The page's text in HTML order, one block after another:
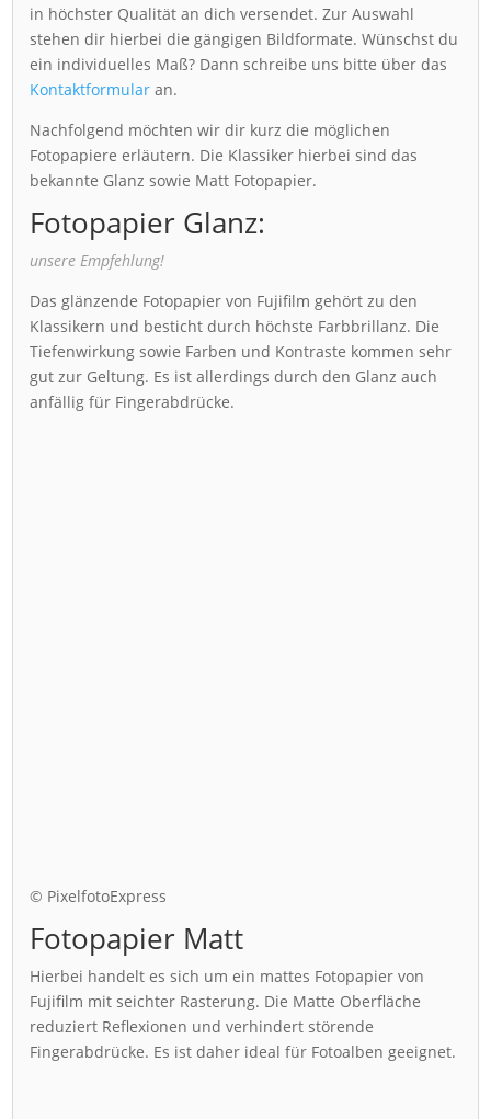
in höchster Qualität an dich versendet. Zur Auswahl
stehen dir hierbei die gängigen Bildformate. Wünschst du
ein individuelles Maß? Dann schreibe uns bitte über das
Kontaktformular an.
Nachfolgend möchten wir dir kurz die möglichen
Fotopapiere erläutern. Die Klassiker hierbei sind das
bekannte Glanz sowie Matt Fotopapier.
Fotopapier Glanz:
unsere Empfehlung!
Das glänzende Fotopapier von Fujifilm gehört zu den
Klassikern und besticht durch höchste Farbbrillanz. Die
Tiefenwirkung sowie Farben und Kontraste kommen sehr
gut zur Geltung. Es ist allerdings durch den Glanz auch
anfällig für Fingerabdrücke.
© PixelfotoExpress
Fotopapier Matt
Hierbei handelt es sich um ein mattes Fotopapier von
Fujifilm mit seichter Rasterung. Die Matte Oberfläche
reduziert Reflexionen und verhindert störende
Fingerabdrücke. Es ist daher ideal für Fotoalben geeignet.